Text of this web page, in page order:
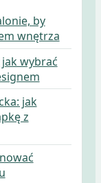
by
wnętrza
wybrać
jak
z